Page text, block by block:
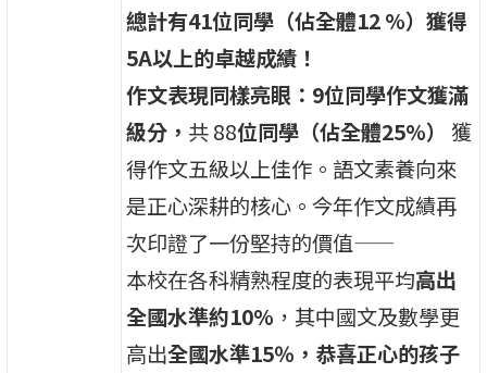
總計有41位同學（佔全體12 %）獲得
5A以上的卓越成績！
作文表現同樣亮眼：9位同學作文獲滿
級分， 共 88位同學（佔全體25%）
獲
得作文五級以上佳作。語文素養向來
是正心深耕的核心。今年作文成績再
次印證了一份堅持的價值——
本校在各科精熟程度的表現平均高出
全國水準約10% ，其中國文及數學更
高出全國水準15％，恭喜正心的孩子